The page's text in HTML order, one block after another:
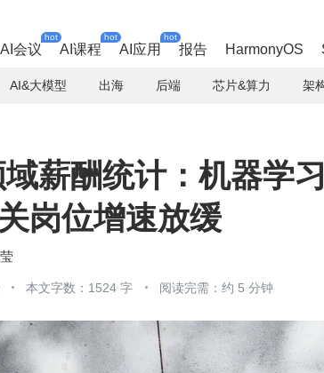
AI会议
hot
AI课程
hot
AI应用
hot
报告 HarmonyOS
AI&大模型 出海 后端 芯片&算力 架
薪酬统计：机器学
岗位增速放缓
本文字数：1524 字 阅读完需：约 5 分钟